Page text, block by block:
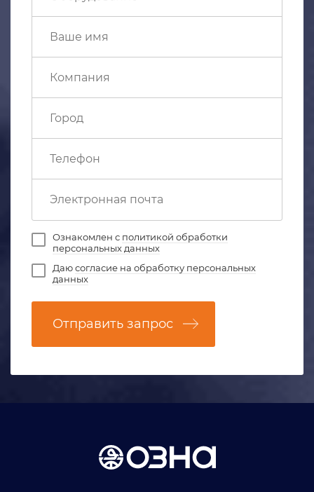
Ознакомлен с политикой обработки
персональных данных
Даюсогласие на обработку персональных
данных
Отправить запрос